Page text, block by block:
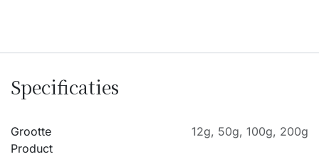
Specificaties
Grootte
Product
12g, 50g, 100g, 200g